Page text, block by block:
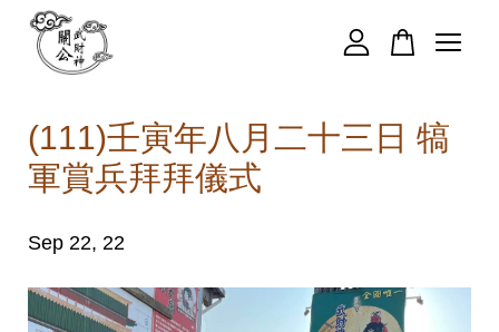
(111)壬寅年八月二十三日 犒
軍賞兵拜拜儀式
Sep 22, 22
繼續購物